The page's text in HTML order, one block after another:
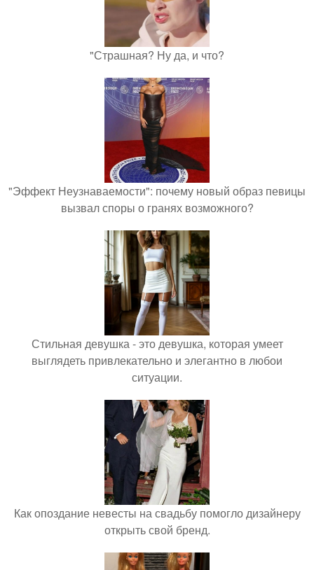
"Страшная? Ну да, и что?
"Эффект Неузнаваемости": почему новый образ певицы
вызвал споры о гранях возможного?
Стильная девушка - это девушка, которая умеет
выглядеть привлекательно и элегантно в любои
ситуации.
Как опоздание невесты на свадьбу помогло дизайнеру
открыть свой бренд.